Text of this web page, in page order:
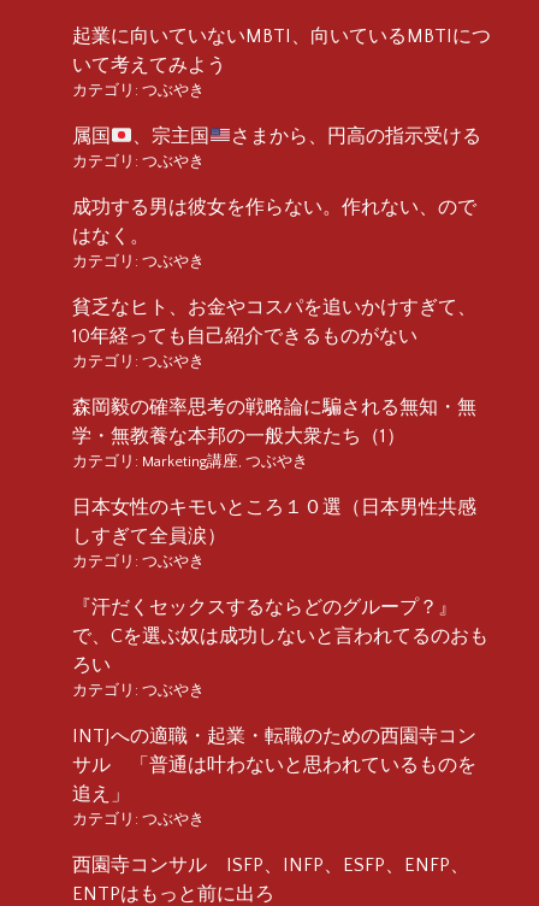
起業に向いていないMBTI、向いているMBTIにつ
いて考えてみよう
カテゴリ: つぶやき
属国 、宗主国 さまから、円高の指示受ける
カテゴリ: つぶやき
成功する男は彼女を作らない。作れない、ので
はなく。
カテゴリ: つぶやき
貧乏なヒト、お金やコスパを追いかけすぎて、
10年経っても自己紹介できるものがない
カテゴリ: つぶやき
森岡毅の確率思考の戦略論に騙される無知・無
学・無教養な本邦の一般大衆たち（1）
カテゴリ: Marketing講座, つぶやき
日本女性のキモいところ１０選（日本男性共感
しすぎて全員涙）
カテゴリ: つぶやき
『汗だくセックスするならどのグループ？』
で、Cを選ぶ奴は成功しないと言われてるのおも
ろい
カテゴリ: つぶやき
INTJへの適職・起業・転職のための西園寺コン
サル 「普通は叶わないと思われているものを
追え」
カテゴリ: つぶやき
西園寺コンサル ISFP、INFP、ESFP、ENFP、
ENTPはもっと前に出ろ